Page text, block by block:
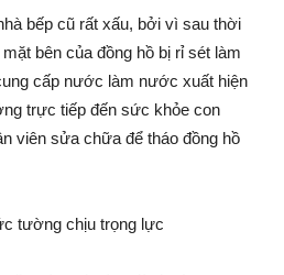
bếp cũ rất xấu, bởi vì sau thời
bên của đồng hồ bị rỉ sét làm
cấp nước làm nước xuất hiện
trực tiếp đến sức khỏe con
viên sửa chữa để tháo đồng hồ
tường chịu trọng lực